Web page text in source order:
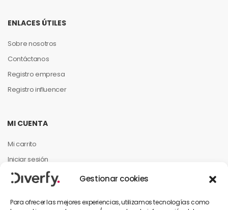
Gestionar cookies
Para ofrecer las mejores experiencias, utilizamos tecnologías como
ENLACES ÚTILES
Sobre nosotros
Contáctanos
Registro empresa
Registro influencer
MI CUENTA
Mi carrito
Iniciar sesión
Mi cuenta